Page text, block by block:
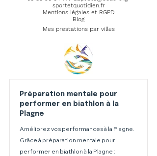
sportetquotidien.fr
Mentions légales et RGPD
Blog
Mes prestations par villes
Préparation mentale pour
performer en biathlon à la
Plagne
Améliorez vos performances à la Plagne.
Grâce à préparation mentale pour
performer en biathlon à la Plagne :